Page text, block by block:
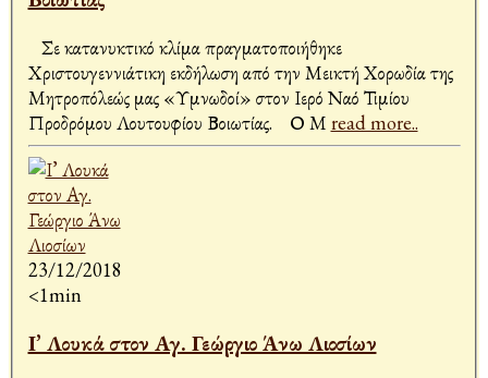
Σε κατανυκτικό κλίμα πραγματοποιήθηκε
Χριστουγεννιάτικη εκδήλωση από την Μεικτή Χορωδία της
Μητροπόλεώς μας «Υμνωδοί» στον Ιερό Ναό Τιμίου
Προδρόμου Λουτουφίου Βοιωτίας. Ο Μ read more..
23/12/2018
<1min
Ι’ Λουκά στον Αγ. Γεώργιο Άνω Λιοσίων